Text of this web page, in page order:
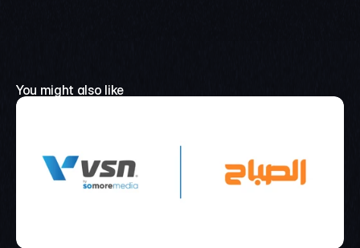
You might also like